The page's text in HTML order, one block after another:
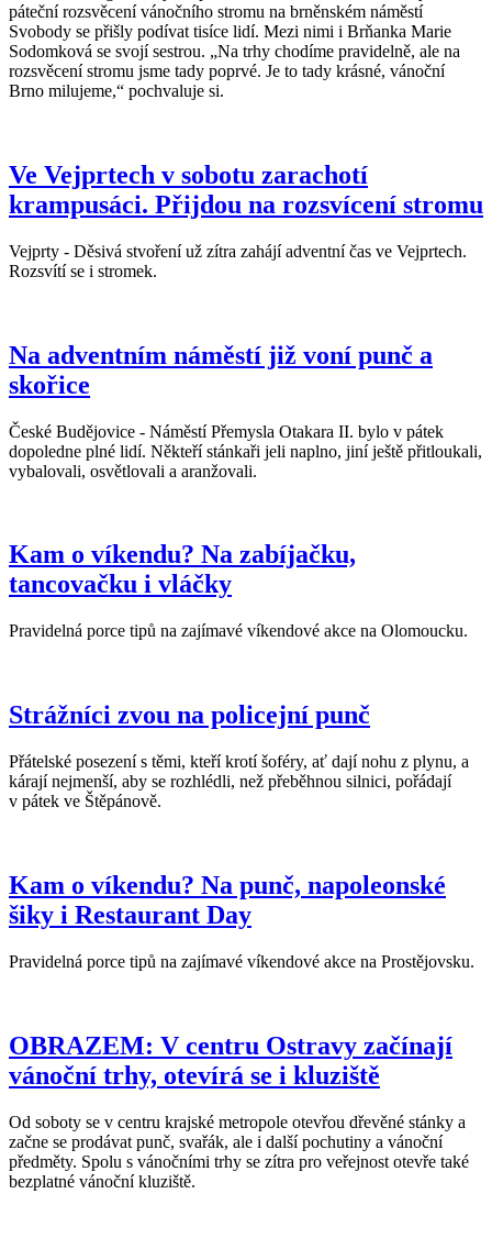
páteční rozsvěcení vánočního stromu na brněnském náměstí
Svobody se přišly podívat tisíce lidí. Mezi nimi i Brňanka Marie
Sodomková se svojí sestrou. „Na trhy chodíme pravidelně, ale na
rozsvěcení stromu jsme tady poprvé. Je to tady krásné, vánoční
Brno milujeme,“ pochvaluje si.
Ve Vejprtech v sobotu zarachotí
krampusáci. Přijdou na rozsvícení stromu
Vejprty - Děsivá stvoření už zítra zahájí adventní čas ve Vejprtech.
Rozsvítí se i stromek.
Na adventním náměstí již voní punč a
skořice
České Budějovice - Náměstí Přemysla Otakara II. bylo v pátek
dopoledne plné lidí. Někteří stánkaři jeli naplno, jiní ještě přitloukali,
vybalovali, osvětlovali a aranžovali.
Kam o víkendu? Na zabíjačku,
tancovačku i vláčky
Pravidelná porce tipů na zajímavé víkendové akce na Olomoucku.
Strážníci zvou na policejní punč
Přátelské posezení s těmi, kteří krotí šoféry, ať dají nohu z plynu, a
kárají nejmenší, aby se rozhlédli, než přeběhnou silnici, pořádají
v pátek ve Štěpánově.
Kam o víkendu? Na punč, napoleonské
šiky i Restaurant Day
Pravidelná porce tipů na zajímavé víkendové akce na Prostějovsku.
OBRAZEM: V centru Ostravy začínají
vánoční trhy, otevírá se i kluziště
Od soboty se v centru krajské metropole otevřou dřevěné stánky a
začne se prodávat punč, svařák, ale i další pochutiny a vánoční
předměty. Spolu s vánočními trhy se zítra pro veřejnost otevře také
bezplatné vánoční kluziště.